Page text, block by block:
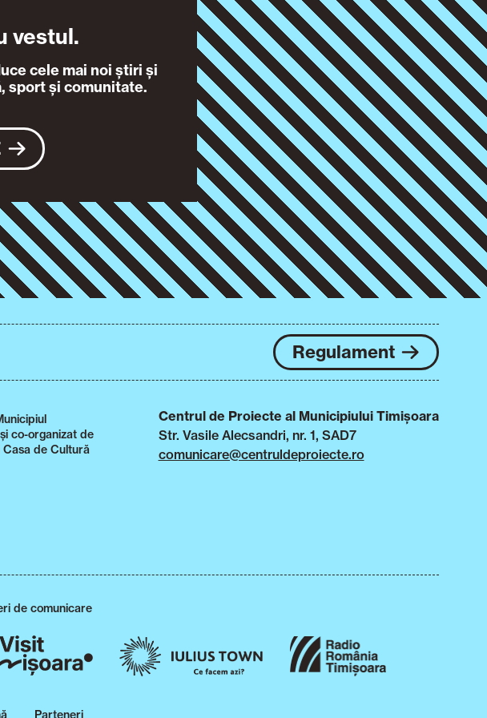
vestul.
cele mai noi știri și
sport și comunitate.
Regulament
co-organizat de
de Cultură
Centrul de Proiecte al Municipiului Timișoara
Str. Vasile Alecsandri, nr. 1, SAD7
comunicare@centruldeproiecte.ro
de comunicare